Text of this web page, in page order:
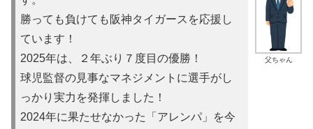
父ちゃん
勝っても負けても阪神タイガースを応援し
ています！
2025年は、２年ぶり７度目の優勝！
球児監督の見事なマネジメントに選手がし
っかり実力を発揮しました！
2024年に果たせなかった「アレンパ」を今